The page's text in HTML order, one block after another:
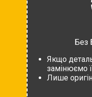
Без
Якщо
замінюємо
Лише